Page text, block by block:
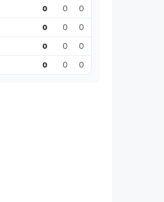
0 0 0
0 0 0
0 0 0
0 0 0